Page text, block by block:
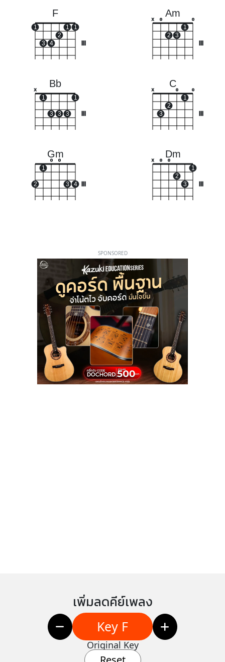
F
1
3 4
2
1 1
Am
x o
2 3
1
o
Bb
x
1
3 3 3
1
C
x
3
2
o
1
o
Gm
2
1
o o
3 4
Dm
x o o
2
3
1
SPONSORED
เพิ่มลดคีย์เพลง
Key F
Original Key